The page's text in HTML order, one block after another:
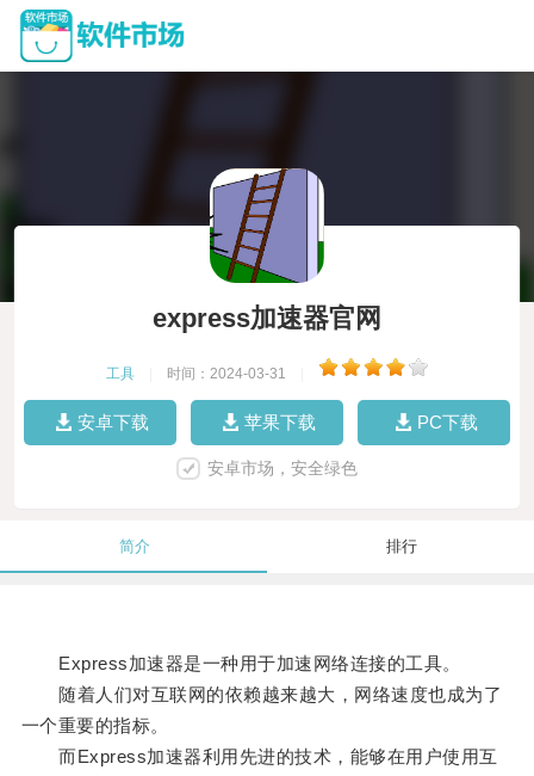
express加速器官网
工具 时间：2024-03-31
安卓下载 苹果下载 PC下载
安卓市场，安全绿色
简介 排行
Express加速器是一种用于加速网络连接的工具。
随着人们对互联网的依赖越来越大，网络速度也成为了
一个重要的指标。
而Express加速器利用先进的技术，能够在用户使用互